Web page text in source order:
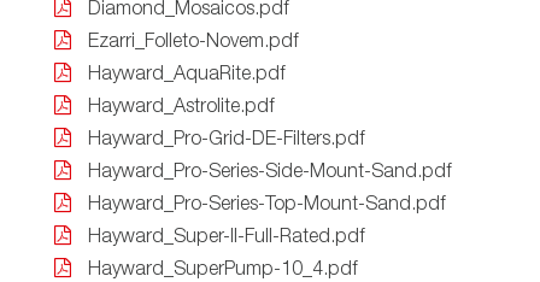
Diamond_Mosaicos.pdf
Ezarri_Folleto-Novem.pdf
Hayward_AquaRite.pdf
Hayward_Astrolite.pdf
Hayward_Pro-Grid-DE-Filters.pdf
Hayward_Pro-Series-Side-Mount-Sand.pdf
Hayward_Pro-Series-Top-Mount-Sand.pdf
Hayward_Super-II-Full-Rated.pdf
Hayward_SuperPump-10_4.pdf